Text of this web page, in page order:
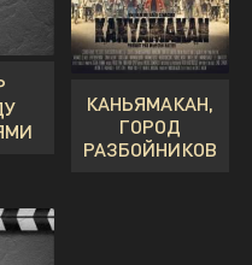
КАНЬЯМАКАН,
ГОРОД
РАЗБОЙНИКОВ